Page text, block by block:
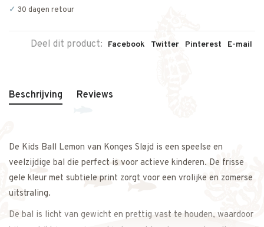
30 dagen retour
Deel dit product: Facebook Twitter Pinterest E-mail
Beschrijving Reviews
De Kids Ball Lemon van Konges Sløjd is een speelse en
veelzijdige bal die perfect is voor actieve kinderen. De frisse
gele kleur met subtiele print zorgt voor een vrolijke en zomerse
uitstraling.
De bal is licht van gewicht en prettig vast te houden, waardoor